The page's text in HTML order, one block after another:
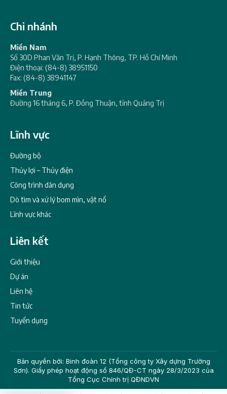
Chi nhánh
Miền Nam
Số 30D Phan Văn Trị, P. Hạnh Thông, TP. Hồ Chí Minh
Điện thoại: (84-8) 38951150
Fax: (84-8) 38941147
Miền Trung
Đường 16 tháng 6, P. Đồng Thuận, tỉnh Quảng Trị
Lĩnh vực
Đường bộ
Thủy lợi – Thủy điện
Công trình dân dụng
Dò tìm và xử lý bom mìn, vật nổ
Lĩnh vực khác
Liên kết
Giới thiệu
Dự án
Liên hệ
Tin tức
Tuyển dụng
Bản quyền bởi: Binh đoàn 12 (Tổng công ty Xây dựng Trường
Sơn). Giấy phép hoạt động số 846/QĐ-CT ngày 28/3/2023 của
Tổng Cục Chính trị QĐNDVN